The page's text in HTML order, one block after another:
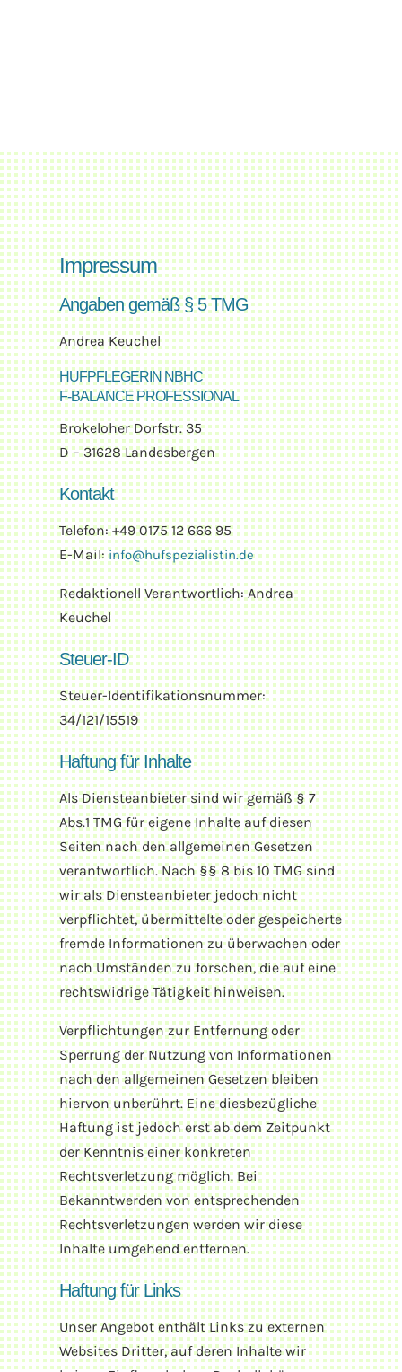
Impressum
Angaben gemäß § 5 TMG
Andrea Keuchel
HUFPFLEGERIN NBHC
F-BALANCE PROFESSIONAL
Brokeloher Dorfstr. 35
D – 31628 Landesbergen
Kontakt
Telefon: +49 0175 12 666 95
E-Mail:info@hufspezialistin.de
Redaktionell Verantwortlich: Andrea
Keuchel
Steuer-ID
Steuer-Identifikationsnummer:
34/121/15519
Haftung für Inhalte
Als Diensteanbieter sind wir gemäß § 7
Abs.1 TMG für eigene Inhalte auf diesen
Seiten nach den allgemeinen Gesetzen
verantwortlich. Nach §§ 8 bis 10 TMG sind
wir als Diensteanbieter jedoch nicht
verpflichtet, übermittelte oder gespeicherte
fremde Informationen zu überwachen oder
nach Umständen zu forschen, die auf eine
rechtswidrige Tätigkeit hinweisen.
Verpflichtungen zur Entfernung oder
Sperrung der Nutzung von Informationen
nach den allgemeinen Gesetzen bleiben
hiervon unberührt. Eine diesbezügliche
Haftung ist jedoch erst ab dem Zeitpunkt
der Kenntnis einer konkreten
Rechtsverletzung möglich. Bei
Bekanntwerden von entsprechenden
Rechtsverletzungen werden wir diese
Inhalte umgehend entfernen.
Haftung für Links
Unser Angebot enthält Links zu externen
Websites Dritter, auf deren Inhalte wir